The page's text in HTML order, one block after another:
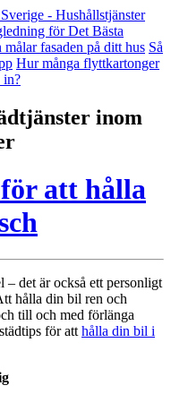
- Hushållstjänster
för Det Bästa
målar fasaden på ditt hus Så
Hur många flyttkartonger
in?
inom
att hålla
– det är också ett personligt
hålla din bil ren och
till och med förlänga
för att hålla din bil i